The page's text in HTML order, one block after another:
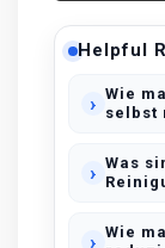
Helpful
Wie
selbst
Was
Wie